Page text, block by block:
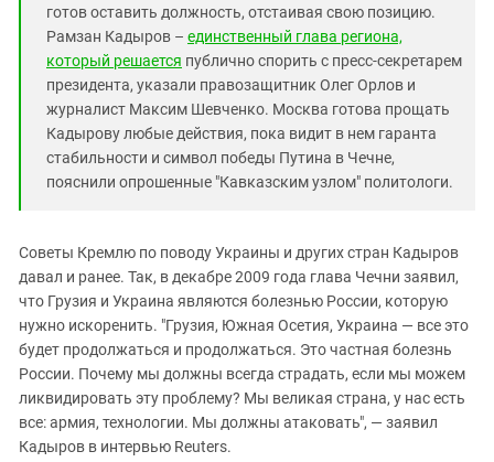
готов оставить должность, отстаивая свою позицию.
Рамзан Кадыров – единственный глава региона,
который решается публично спорить с пресс-секретарем
президента, указали правозащитник Олег Орлов и
журналист Максим Шевченко. Москва готова прощать
Кадырову любые действия, пока видит в нем гаранта
стабильности и символ победы Путина в Чечне,
пояснили опрошенные "Кавказским узлом" политологи.
Советы Кремлю по поводу Украины и других стран Кадыров
давал и ранее. Так, в декабре 2009 года глава Чечни заявил,
что Грузия и Украина являются болезнью России, которую
нужно искоренить. "Грузия, Южная Осетия, Украина — все это
будет продолжаться и продолжаться. Это частная болезнь
России. Почему мы должны всегда страдать, если мы можем
ликвидировать эту проблему? Мы великая страна, у нас есть
все: армия, технологии. Мы должны атаковать", — заявил
Кадыров в интервью Reuters.